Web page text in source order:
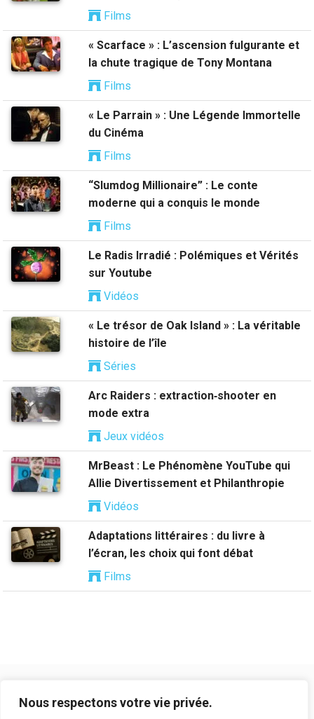
Nous respectons votre vie privée.
Films
« Scarface » : L’ascension fulgurante et
la chute tragique de Tony Montana
Films
« Le Parrain » : Une Légende Immortelle
du Cinéma
Films
“Slumdog Millionaire” : Le conte
moderne qui a conquis le monde
Films
Le Radis Irradié : Polémiques et Vérités
sur Youtube
Vidéos
« Le trésor de Oak Island » : La véritable
histoire de l’île
Séries
Arc Raiders : extraction‑shooter en
mode extra
Jeux vidéos
MrBeast : Le Phénomène YouTube qui
Allie Divertissement et Philanthropie
Vidéos
Adaptations littéraires : du livre à
l’écran, les choix qui font débat
Films